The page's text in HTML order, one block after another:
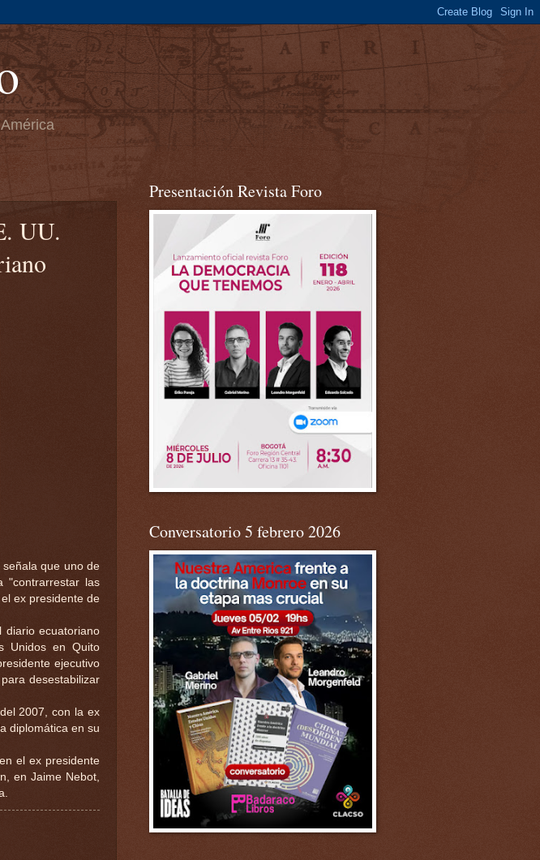
UU.
que uno de
"contrarrestar las
ex presidente de
diario ecuatoriano
Unidos en Quito
ejecutivo
desestabilizar
2007, con la ex
diplomática en su
el ex presidente
en Jaime Nebot,
Presentación Revista Foro
Conversatorio 5 febrero 2026